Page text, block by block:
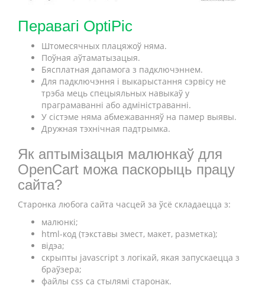
Перавагі OptiPic
Штомесячных плацяжоў няма.
Поўная аўтаматызацыя.
Бясплатная дапамога з падключэннем.
Для падключэння і выкарыстання сэрвісу не
трэба мець спецыяльных навыкаў у
праграмаванні або адміністраванні.
У сістэме няма абмежаванняў на памер выявы.
Дружная тэхнічная падтрымка.
Як аптымізацыя малюнкаў для
OpenCart можа паскорыць працу
сайта?
Старонка любога сайта часцей за ўсё складаецца з:
малюнкі;
html-код (тэкставы змест, макет, разметка);
відэа;
скрыпты javascript з логікай, якая запускаецца з
браўзера;
файлы css са стылямі старонак.